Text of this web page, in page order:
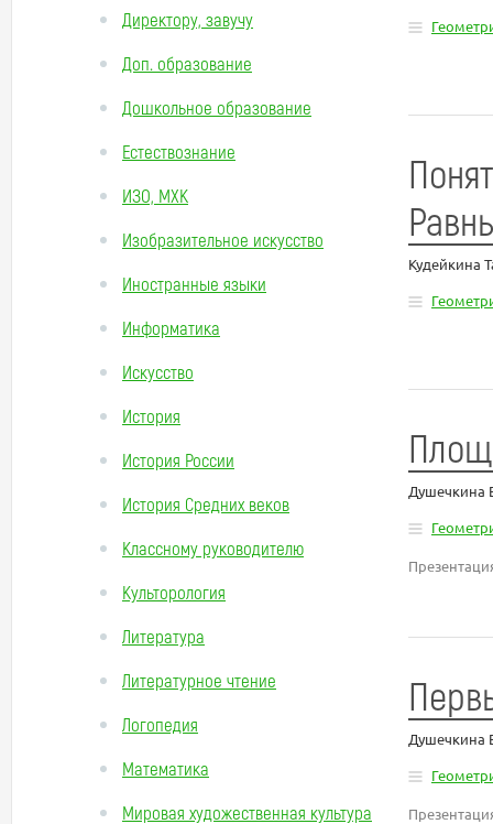
Директору, завучу
Доп. образование
Дошкольное образование
Естествознание
ИЗО, МХК
Изобразительное искусство
Иностранные языки
Информатика
Искусство
История
История России
История Средних веков
Классному руководителю
Культорология
Литература
Литературное чтение
Логопедия
Математика
Мировая художественная культура
Кудейкина
Душечкина
Душечкина